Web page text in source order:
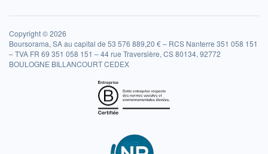
Copyright © 2026
Boursorama, SA au capital de 53 576 889,20 € – RCS Nanterre 351 058 151
– TVA FR 69 351 058 151 – 44 rue Traversière, CS 80134, 92772
BOULOGNE BILLANCOURT CEDEX